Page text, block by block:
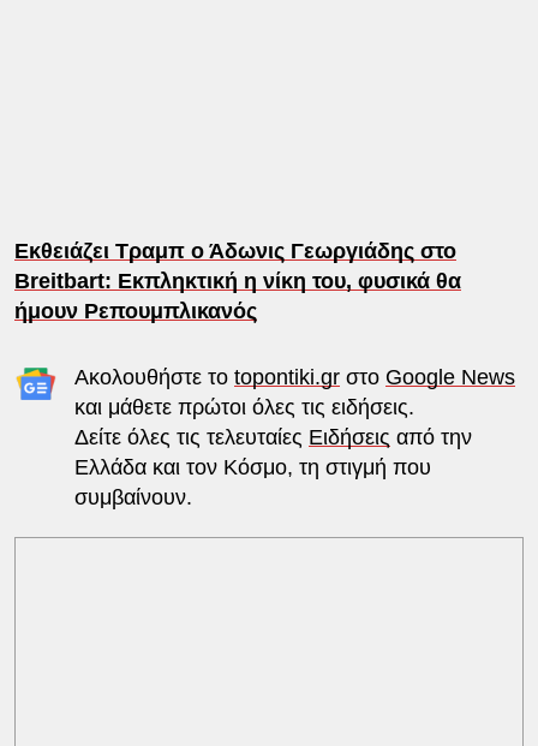
Εκθειάζει Τραμπ ο Άδωνις Γεωργιάδης στο
Breitbart: Εκπληκτική η νίκη του, φυσικά θα
ήμουν Ρεπουμπλικανός
Ακολουθήστε το topontiki.grστο Google News
και μάθετε πρώτοι όλες τις ειδήσεις.
Δείτε όλες τις τελευταίες Ειδήσεις από την
Ελλάδα και τον Κόσμο, τη στιγμή που
συμβαίνουν.